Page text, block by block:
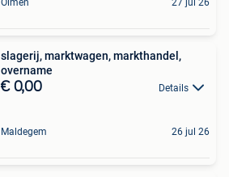
slagerij, marktwagen, markthandel,
overname
€ 0,00 Details
Maldegem 26 jul 26